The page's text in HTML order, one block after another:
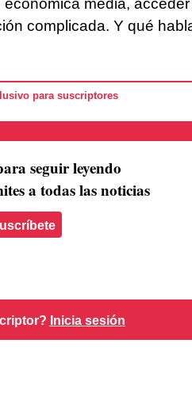
media,
complicada. Y qué
para suscriptores
seguir leyendo
a todas las noticias
Inicia sesión